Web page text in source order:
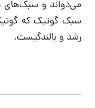
می‌دواند و سبک‌های
سبک گوتیک که
رشد و بالندگیست.